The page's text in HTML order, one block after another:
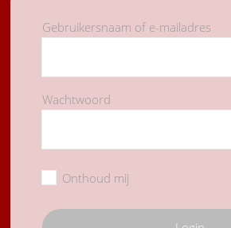
Gebruikersnaam of e-mailadres
Wachtwoord
Onthoud mij